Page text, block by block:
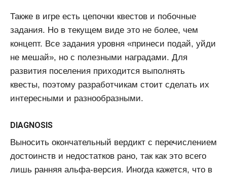
Также в игре есть цепочки квестов и побочные
задания. Но в текущем виде это не более, чем
концепт. Все задания уровня «принеси подай, уйди
не мешай», но с полезными наградами. Для
развития поселения приходится выполнять
квесты, поэтому разработчикам стоит сделать их
интересными и разнообразными.
DIAGNOSIS
Выносить окончательный вердикт с перечислением
достоинств и недостатков рано, так как это всего
лишь ранняя альфа-версия. Иногда кажется, что в